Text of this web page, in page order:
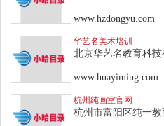
www.hzdongyu.com
华艺名美术培训
北京华艺名教育科
www.huayiming.com
杭州纯画室官网
杭州市富阳区纯一